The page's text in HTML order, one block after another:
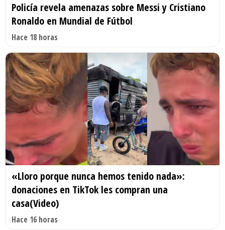
Policía revela amenazas sobre Messi y Cristiano
Ronaldo en Mundial de Fútbol
Hace 18 horas
«Lloro porque nunca hemos tenido nada»:
donaciones en TikTok les compran una
casa(Video)
Hace 16 horas